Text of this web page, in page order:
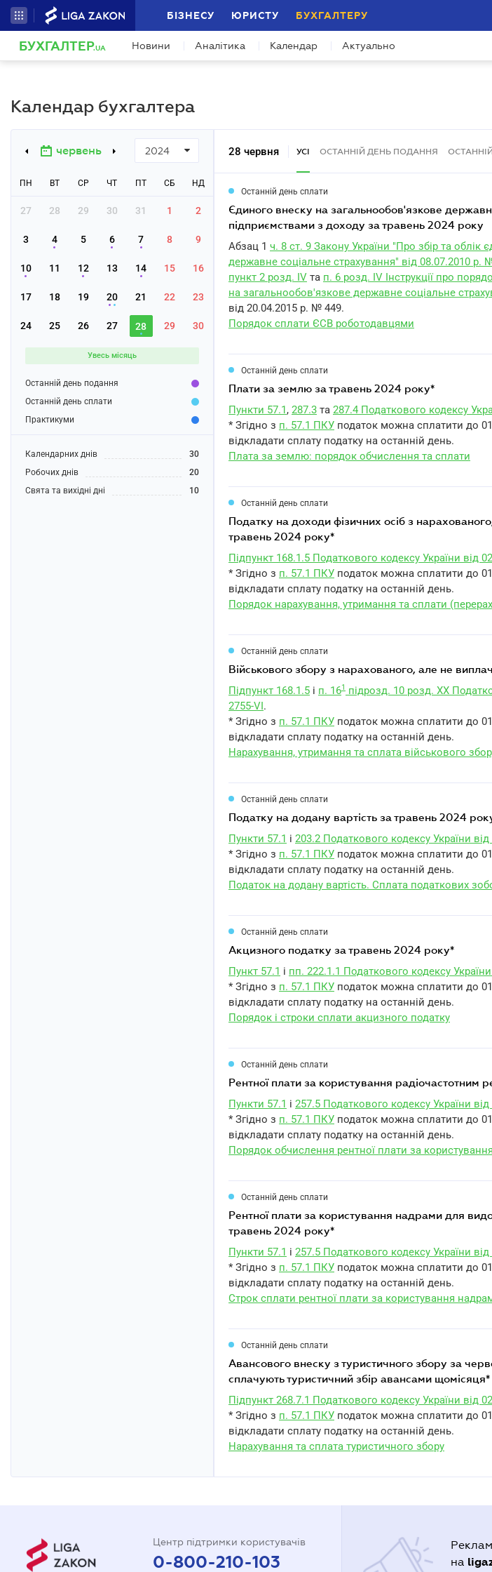
БІЗНЕСУ ЮРИСТУ БУХГАЛТЕРУ
БУХГАЛТЕР.UA Новини Аналітика Календар Актуально
Календар бухгалтера
червень 2024
ПН ВТ СР ЧТ ПТ СБ НД
27 28 29 30 31 1 2
3 4 5 6 7 8 9
10 11 12 13 14 15 16
17 18 19 20 21 22 23
24 25 26 27 28 29 30
Увесь місяць
Останній день подання
Останній день сплати
Практикуми
Календарних днів
30
Робочих днів
20
Свята та вихідні дні
10
28 червня УСІ ОСТАННІЙ ДЕНЬ ПОДАННЯ
Останній день сплати
єдиного внеску на загальнообов'язкове державне соціальне страхування гірничими
підприємствами з доходу за травень 2024 року
Абзац 1 ч. 8 ст. 9 Закону України "Про збір та
державне соціальне страхування" від 08.07.2010 р.
пункт 2 розд. IV та п. 6 розд. IV Інструкції про
на загальнообов'язкове державне соціальне
від 20.04.2015 р. № 449.
Порядок сплати ЄСВ роботодавцями
Останній день сплати
плати за землю за травень 2024 року*
Пункти 57.1, 287.3 та 287.4 Податкового кодексу
* Згідно з п. 57.1 ПКУ податок можна сплатити до
відкладати сплату податку на останній день.
Плата за землю: порядок обчислення та сплати
Останній день сплати
податку на доходи фізичних осіб з нарахованого, але не виплаченого доходу за
травень 2024 року*
Підпункт 168.1.5 Податкового кодексу України від
* Згідно з п. 57.1 ПКУ податок можна сплатити до
відкладати сплату податку на останній день.
Порядок нарахування, утримання та сплати
Останній день сплати
військового збору з нарахованого, але не
Підпункт 168.1.5 і п. 161
підрозд. 10 розд. XX
2755-VI.
* Згідно з п. 57.1 ПКУ податок можна сплатити до
відкладати сплату податку на останній день.
Нарахування, утримання та сплата військового
Останній день сплати
податку на додану вартість за травень 2024
Пункти 57.1 і 203.2 Податкового кодексу України
* Згідно з п. 57.1 ПКУ податок можна сплатити до
відкладати сплату податку на останній день.
Податок на додану вартість. Сплата податкових
Останній день сплати
акцизного податку за травень 2024 року*
Пункт 57.1 і пп. 222.1.1 Податкового кодексу
* Згідно з п. 57.1 ПКУ податок можна сплатити до
відкладати сплату податку на останній день.
Порядок і строки сплати акцизного податку
Останній день сплати
рентної плати за користування
Пункти 57.1 і 257.5 Податкового кодексу України
* Згідно з п. 57.1 ПКУ податок можна сплатити до
відкладати сплату податку на останній день.
Порядок обчислення рентної плати за
Останній день сплати
рентної плати за користування надрами для видобування вуглеводневої сировини за
травень 2024 року*
Пункти 57.1 і 257.5 Податкового кодексу України
* Згідно з п. 57.1 ПКУ податок можна сплатити до
відкладати сплату податку на останній день.
Строк сплати рентної плати за користування
Останній день сплати
авансового внеску з туристичного збору за червень 2024 року платниками, які
сплачують туристичний збір авансами щомісяця*
Підпункт 268.7.1 Податкового кодексу України від
* Згідно з п. 57.1 ПКУ податок можна сплатити до
відкладати сплату податку на останній день.
Нарахування та сплата туристичного збору
Центр підтримки користувачів
0-800-210-103
на